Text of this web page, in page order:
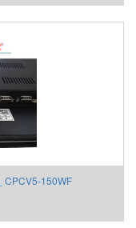
CPCV5-150WF